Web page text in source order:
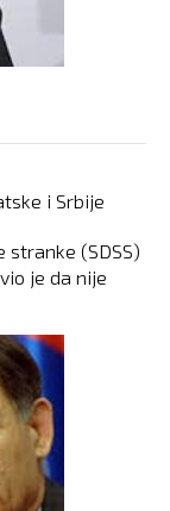
i Srbije
stranke (SDSS)
je da nije